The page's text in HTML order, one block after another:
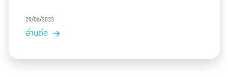
29/06/2023
อ่านต่อ